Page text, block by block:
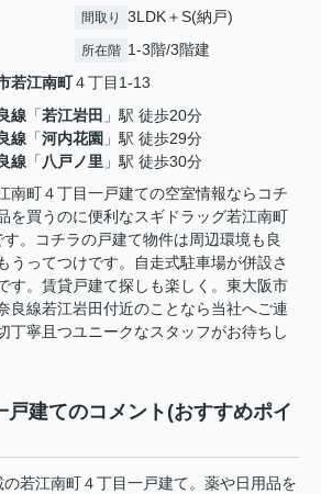
間取り 3LDK＋S(納戸)
所在階 1-3階/3階建
若江南町４丁目1-13
線 「若江岩田 」駅 徒歩20分
線 「河内花園 」駅 徒歩29分
線 「八戸ノ里 」駅 徒歩30分
南町４丁目一戸建ての空室情報ならコチ
を買うのに便利なスギドラッグ若江南町
。コチラの戸建て物件は周辺環境も良
うってつけです。自走式駐車場が併設さ
す。賃貸戸建て探しも楽しく。東大阪市
良線若江岩田付近のことなら当社へご連
丁寧且つユニークなスタッフがお待ちし
戸建てのコメント(おすすめポイ
若江南町４丁目一戸建て。薬や日用品を